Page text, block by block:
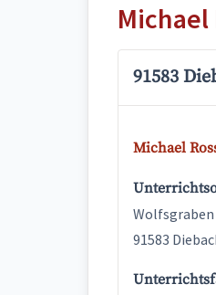
91583
Michael
Wolfsgraben
91583